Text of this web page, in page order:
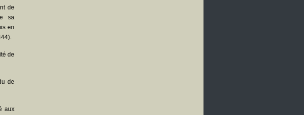
de
sa
en
de
de
aux